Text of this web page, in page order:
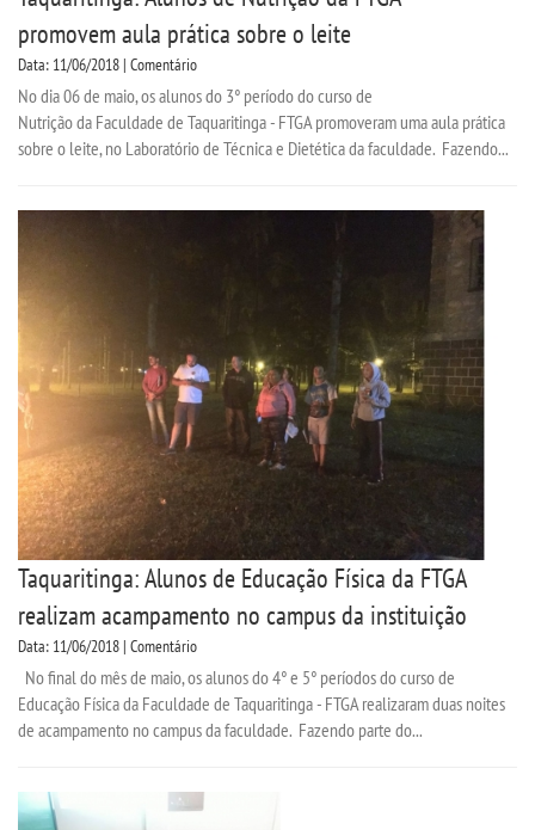
SEGUNDA GRADUAÇÃO
MATRÍCULA
EDITAL
EDITAL - ADENDO 1
DESTAQUES
UNIESP NEWS
LOGIN
WEBMAIL
PORTAL DE PROFESSORES/ACADÊMICO
UNIESP
CONTATO
promovem aula prática sobre o leite
Data: 11/06/2018 | Comentário
No dia 06 de maio, os alunos do 3° período do curso de
Nutrição da Faculdade de Taquaritinga - FTGA promoveram uma aula prática
sobre o leite, no Laboratório de Técnica e Dietética da faculdade. Fazendo...
Taquaritinga: Alunos de Educação Física da FTGA
realizam acampamento no campus da instituição
Data: 11/06/2018 | Comentário
No final do mês de maio, os alunos do 4° e 5° períodos do curso de
Educação Física da Faculdade de Taquaritinga - FTGA realizaram duas noites
de acampamento no campus da faculdade. Fazendo parte do...